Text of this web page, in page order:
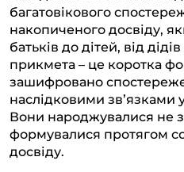
багатовікового
накопиченого досвіду,
батьків до дітей, від
прикмета – це коротка
зашифровано
наслідковими зв’язками
Вони народжувалися не
формувалися протягом
досвіду.